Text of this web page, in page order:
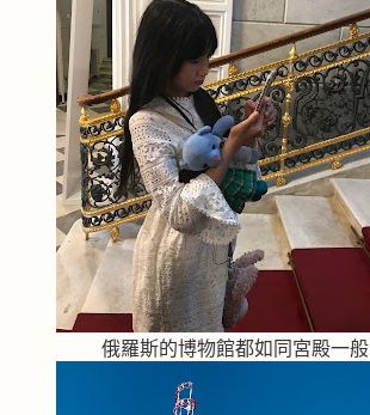
俄羅斯的博物館都如同宮殿一般